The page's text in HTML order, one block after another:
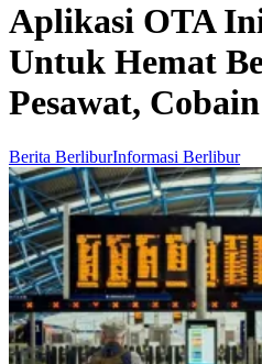
Aplikasi OTA
Untuk Hemat
Pesawat,
Berita BerliburInformasi Berlibur